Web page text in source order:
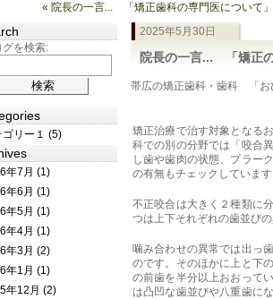
« 院長の一言... 「矯正歯科の専門医について」
2025年5月30日
院長の一言... 「矯正
帯広の矯正歯科・歯科 「お
矯正治療で治す対象となる
科での別の分野では「咬合
し歯や歯肉の状態、プラー
の有無もチェックしています
不正咬合は大きく２種類に
つは上下それぞれの歯並びの
噛み合わせの異常では出っ
のです。そのほかに上と下
の前歯を半分以上おおって
は凸凹な歯並びや八重歯に
グを検索:
ゴリー１ (5)
年7月 (1)
年6月 (1)
年5月 (1)
年4月 (1)
年3月 (2)
年1月 (1)
年12月 (2)